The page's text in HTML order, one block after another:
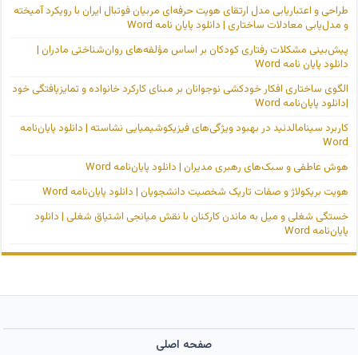
طراحی و اعتباریابی مدل ارتقای هویت حرفه‌ای مربیان فوتبال ایران با رویکرد آمیخته
و مدل‌یابی معادلات ساختاری | دانلود پایان نامه Word
پیش‌بینی مشکلات رفتاری کودکان بر اساس مؤلفه‌های روان‌شناختی مادران |
دانلود پایان نامه Word
الگوی ساختاری افکار خودکشی نوجوانان بر مبنای کارکرد خانواده و تمایزیافتگی خود
|دانلود پایان‌نامه Word
کاربرد سینامالدئید در بهبود ویژگی‌های فیزیکوشیمیایی نشاسته | دانلود پایان‌نامه
Word
هوش عاطفی و سبک‌های رهبری مدیران | دانلود پایان‌نامه Word
هویت بریکولاژ و صفات تاریک شخصیت دانشجویان | دانلود پایان‌نامه Word
خستگی شغلی و میل به ماندن کارکنان با نقش میانجی اشتیاق شغلی | دانلود
پایان‌نامه Word
صفحه اصلی